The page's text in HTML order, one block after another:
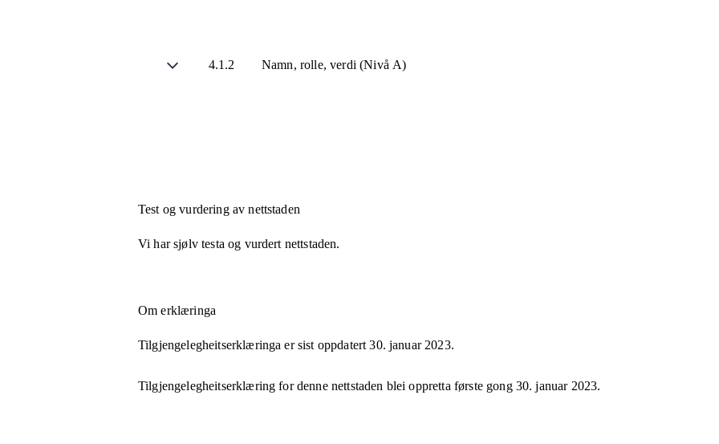
4.1.2 Namn, rolle, verdi (Nivå A)
Test og vurdering av nettstaden
Vi har sjølv testa og vurdert nettstaden.
Om erklæringa
Tilgjengelegheitserklæringa er sist oppdatert30. januar 2023.
Tilgjengelegheitserklæring for denne nettstaden blei oppretta første gong 30. januar 2023.